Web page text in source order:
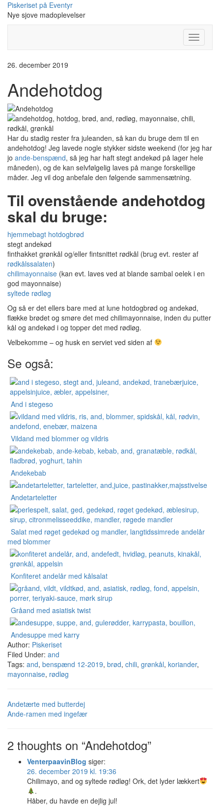
Skip
content
Piskeriset på Eventyr
Nye sjove madoplevelser
Toggle
26. december 2019
Andehotdog
Har du stadig rester fra juleanden, så kan du bruge dem til en
andehotdog! Jeg lavede nogle stykker sidste weekend (for jeg har
jo ande-benspænd, så jeg har haft stegt andekød på lager hele
måneden), og de kan selvfølgelig laves på mange forskellige
måder. Jeg vil dog anbefale den følgende sammensætning.
Til ovenstående andehotdog
skal du bruge:
hjemmebagt hotdogbrød
stegt andekød
finthakket grønkål og/eller fintsnittet rødkål (brug evt. rester af
rødkålssalaten)
chilimayonnaise (kan evt. laves ved at blande sambal oelek i en
god mayonnaise)
syltede rødløg
Og så er det ellers bare med at lune hotdogbrød og andekød,
flække brødet og smøre det med chilimayonnaise, inden du putter
kål og andekød i og topper det med rødløg.
Velbekomme – og husk en serviet ved siden af
Se også:
And i stegeso
Vildand med blommer og vildris
Andekebab
Andetarteletter
Salat med røget gedekød og mandler, langtidssimrede andelår
med blommer
Konfiteret andelår med kålsalat
Gråand med asiatisk twist
Andesuppe med karry
Author: Piskeriset
Filed Under: and
Tags: and, benspænd 12-2019, brød, chili, grønkål, koriander,
mayonnaise, rødløg
Andetærte med butterdej
Ande-ramen med ingefær
2 thoughts on “Andehotdog”
VenterpaavinBlog siger:
26. december 2019 kl. 19:36
Chilimayo, and og syltede rødløg! Ork, det lyder lækkert
.
Håber, du havde en dejlig jul!